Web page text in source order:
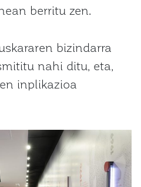
berritu zen.
bizindarra
nahi ditu, eta,
inplikazioa